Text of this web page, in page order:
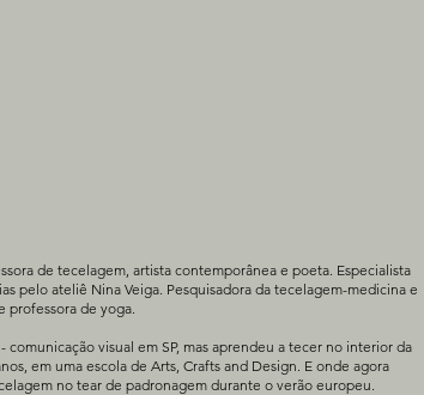
de tecelagem, artista contemporânea e poeta. Especialista
pelo ateliê Nina Veiga. Pesquisadora da tecelagem-medicina e
professora de yoga.
comunicação visual em SP, mas aprendeu a tecer no interior da
em uma escola de Arts, Crafts and Design. E onde agora
no tear de padronagem durante o verão europeu.